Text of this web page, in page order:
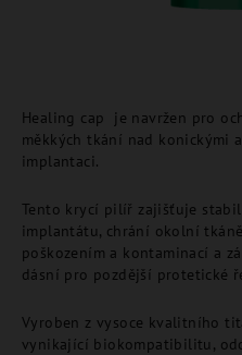
Healing cap je navržen pro
měkkých tkání nad konickými
implantaci.
Tento krycí pilíř zajišťuje
implantátu, chrání okolní
poškozením a kontaminací a
dásní pro pozdější protetické
Vyroben z vysoce kvalitního
vynikající biokompatibilitu,